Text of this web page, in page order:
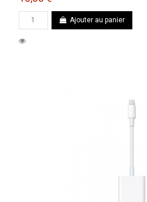
Ajouter au panier